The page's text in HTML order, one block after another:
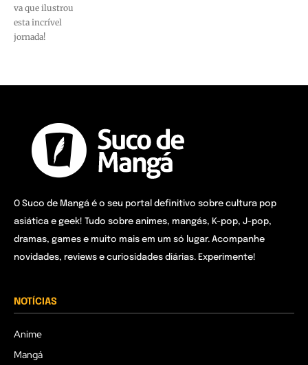
va que ilustrou
esta incrível
jornada!
O Suco de Mangá é o seu portal definitivo sobre cultura pop
asiática e geek! Tudo sobre animes, mangás, K-pop, J-pop,
dramas, games e muito mais em um só lugar. Acompanhe
novidades, reviews e curiosidades diárias. Experimente!
NOTÍCIAS
Anime
Mangá